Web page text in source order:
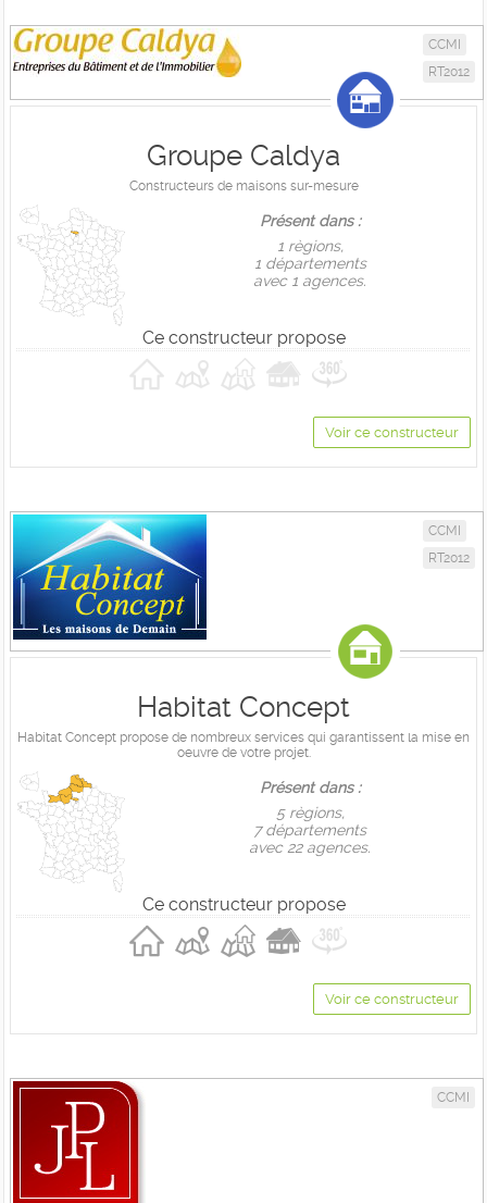
CCMI
RT2012
Groupe Caldya
Constructeurs de maisons sur-mesure
Présent dans :
1 règions,
1 départements
avec 1 agences.
Ce constructeur propose
Voir ce constructeur
CCMI
RT2012
Habitat Concept
Habitat Concept propose de nombreux services qui garantissent la mise en
oeuvre de votre projet.
Présent dans :
5 règions,
7 départements
avec 22 agences.
Ce constructeur propose
Voir ce constructeur
CCMI